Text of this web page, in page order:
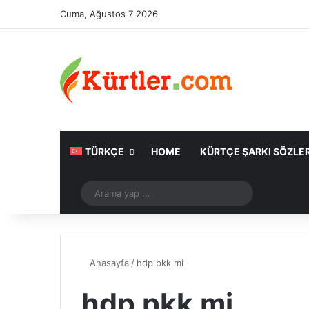
Cuma, Ağustos 7 2026
TÜRKÇE HOME KÜRTÇE ŞARKI
Rastgele Makale
yap
Anasayfa / hdp pkk mi